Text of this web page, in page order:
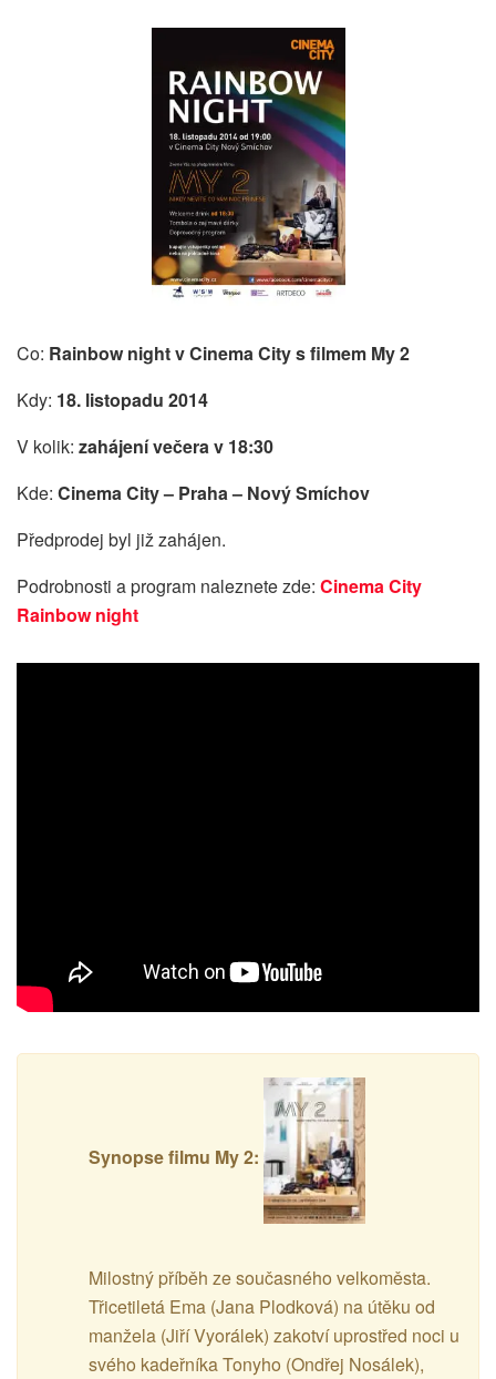
Co: Rainbow night v Cinema City s filmem My 2
Kdy: 18. listopadu 2014
V kolik: zahájení večera v 18:30
Kde: Cinema City – Praha – Nový Smíchov
Předprodej byl již zahájen.
Podrobnosti a program naleznete zde: Cinema City
Rainbow night
Synopse filmu My 2:
Milostný příběh ze současného velkoměsta.
Třicetiletá Ema (Jana Plodková) na útěku od
manžela (Jiří Vyorálek) zakotví uprostřed noci u
svého kadeřníka Tonyho (Ondřej Nosálek),